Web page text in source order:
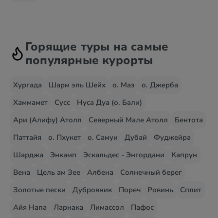
Горящие туры на самые
популярные курорты
Хургада Шарм эль Шейх о. Маэ
о. Джерба
Хаммамет
Сусс
Нуса Дуа (о. Бали)
Ари (Алифу) Атолл
Северный Мале Атолл
Бентота
Паттайя
о. Пхукет о. Самуи Дубай
Фуджейра
Шарджа
Энкамп Эскальдес - Энгордани
Капрун
Вена
Цель ам Зее Албена
Солнечный берег
Золотые пески
Дубровник Пореч Ровинь
Сплит
Айя Напа
Ларнака Лимассол
Пафос